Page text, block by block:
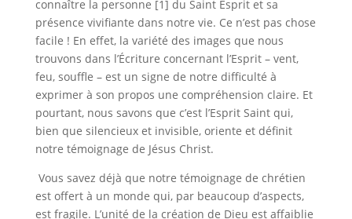
connaître la personne [1] du Saint Esprit et sa
présence vivifiante dans notre vie. Ce n’est pas chose
facile ! En effet, la variété des images que nous
trouvons dans l’Écriture concernant l’Esprit – vent,
feu, souffle – est un signe de notre difficulté à
exprimer à son propos une compréhension claire. Et
pourtant, nous savons que c’est l’Esprit Saint qui,
bien que silencieux et invisible, oriente et définit
notre témoignage de Jésus Christ.
Vous savez déjà que notre témoignage de chrétien
est offert à un monde qui, par beaucoup d’aspects,
est fragile. L’unité de la création de Dieu est affaiblie